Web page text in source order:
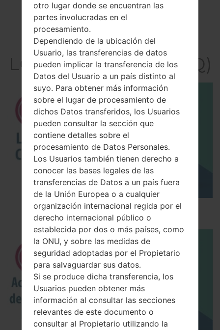
El vídeo
LGKF390Q(LGKF390Q)
Los 5 principales Códigos Secretos para LG!
otro lugar donde se encuentran las
partes involucradas en el
procesamiento.
Dependiendo de la ubicación del
Usuario, las transferencias de datos
pueden implicar la transferencia de los
Datos del Usuario a un país distinto al
suyo. Para obtener más información
sobre el lugar de procesamiento de
dichos Datos transferidos, los Usuarios
pueden consultar la sección que
contiene detalles sobre el
procesamiento de Datos Personales.
Los Usuarios también tienen derecho a
conocer las bases legales de las
transferencias de Datos a un país fuera
de la Unión Europea o a cualquier
organización internacional regida por el
derecho internacional público o
establecida por dos o más países, como
la ONU, y sobre las medidas de
seguridad adoptadas por el Propietario
para salvaguardar sus datos.
Si se produce dicha transferencia, los
Usuarios pueden obtener más
información al consultar las secciones
relevantes de este documento o
consultar al Propietario utilizando la